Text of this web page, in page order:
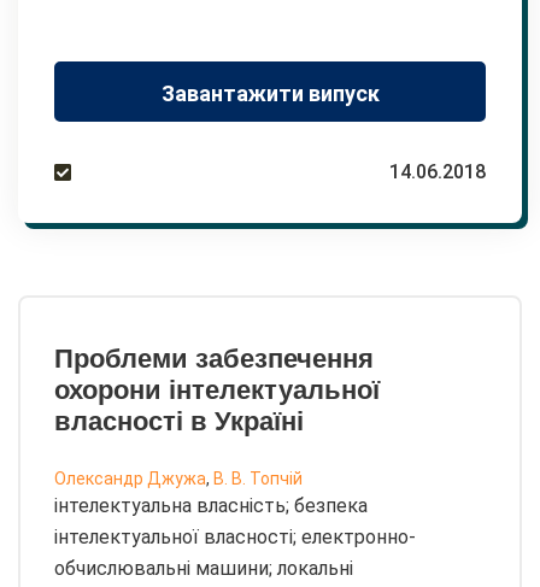
Завантажити випуск
14.06.2018
Проблеми забезпечення
охорони інтелектуальної
власності в Україні
Олександр Джужа, В. В. Топчій
інтелектуальна власність; безпека
інтелектуальної власності; електронно-
обчислювальні машини; локальні